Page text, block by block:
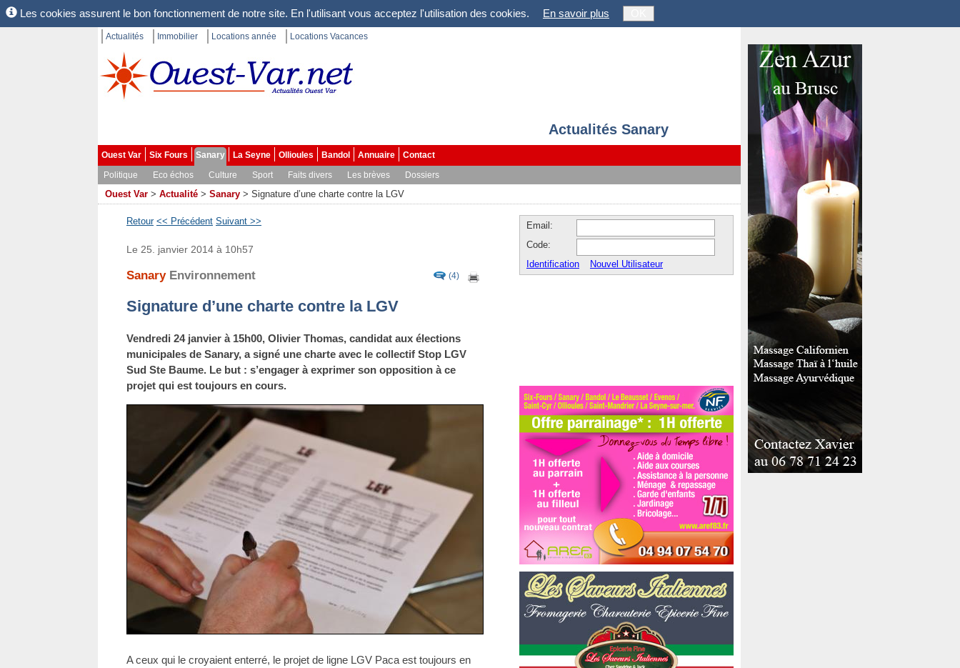
Les cookies assurent le bon fonctionnement de notre site. En l'utilisant vous acceptez l'utilisation des cookies. En savoir plus
Actualités Immobilier Locations année Locations Vacances
Actualités Sanary
Ouest Var Six Fours Sanary La Seyne Ollioules Bandol Annuaire
Contact
Politique
Eco échos Culture Sport Faits divers Les brèves Dossiers
Ouest Var > Actualité > Sanary > Signature d’une charte contre la LGV
Retour << Précédent Suivant >>
(4)
Le 25. janvier 2014 à 10h57
Sanary Environnement
Signature d’une charte contre la LGV
Vendredi 24 janvier à 15h00, Olivier Thomas, candidat aux élections
municipales de Sanary, a signé une charte avec le collectif Stop LGV
Sud Ste Baume. Le but : s’engager à exprimer son opposition à ce
projet qui est toujours en cours.
A ceux qui le croyaient enterré, le projet de ligne LGV Paca est toujours en
Email:
Code:
Identification
Nouvel Utilisateur